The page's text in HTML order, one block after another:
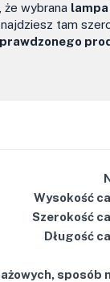
że wybrana
tam
Wysokość
Szerokość
Długość
sposób